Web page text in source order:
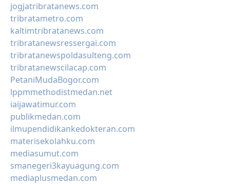
jogjatribratanews.com
tribratametro.com
kaltimtribratanews.com
tribratanewsressergai.com
tribratanewspoldasulteng.com
tribratanewscilacap.com
PetaniMudaBogor.com
lppmmethodistmedan.net
iaijawatimur.com
publikmedan.com
ilmupendidikankedokteran.com
materisekolahku.com
mediasumut.com
smanegeri3kayuagung.com
mediaplusmedan.com